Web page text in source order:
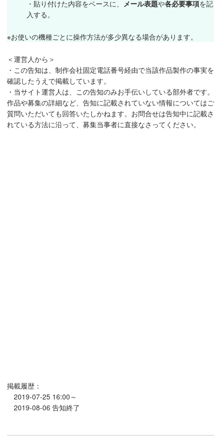
・貼り付けた内容をベースに、 メール表題や各必要事項を記
入する。
※お使いの機種ごとに操作方法が多少異なる場合があります。
＜運営人から＞
・この告知は、制作会社固定電話番号経由で当該作品製作の事実を
確認したうえで掲載しています。
・当サイト運営人は、この告知のみお手伝いしている部外者です。
作品や募集の詳細など、告知に記載されていない情報についてはご
質問いただいても回答いたしかねます。お問合せは告知中に記載さ
れている方法に沿って、募集当事者に直接なさってください。
掲載履歴：
2019-07-25 16:00～
2019-08-06 告知終了